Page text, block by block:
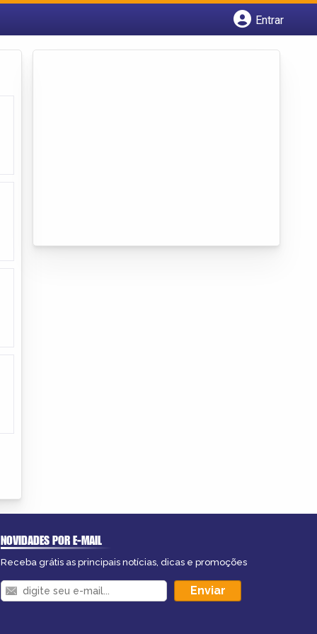
Entrar
NOVIDADES POR E-MAIL
Receba grátis as principais notícias, dicas e promoções